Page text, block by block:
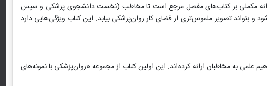
ارائه مکملی بر کتاب‌های مفصل مرجع است تا مخاطب (نخست دانشجوی پزشکی و سپس
و بتواند تصویر ملموس‌تری از فضای کار روان‌پزشکی بیابد. این کتاب ویژگی‌هایی دارد
علمی به مخاطبان ارائه کرده‌اند. این اولین کتاب از مجموعه «روان‌پزشکی با نمونه‌های